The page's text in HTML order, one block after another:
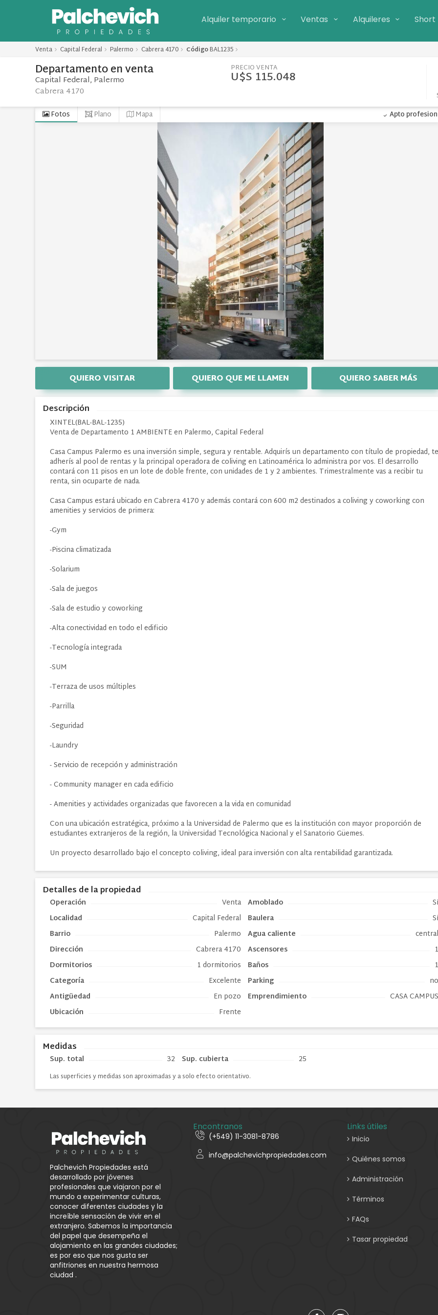
Alquiler temporario Ventas Alquileres Short
Venta Capital Federal Palermo Cabrera 4170 CódigoBAL1235
Departamentoenventa
Capital Federal Palermo
Cabrera 4170
PRECIO VENTA
U$S 115.048
Fotos Plano Mapa Apto
QUIERO VISITAR QUIERO QUE ME LLAMEN QUIERO SABER MÁS
Descripción
XINTEL(BAL-BAL-1235)
Venta de Departamento 1 AMBIENTE en Palermo, Capital Federal
Casa Campus Palermo es una inversión simple, segura y rentable. Adquirís un departamento con título de propiedad, te
adherís al pool de rentas y la principal operadora de coliving en Latinoamérica lo administra por vos. El desarrollo
contará con 11 pisos en un lote de doble frente, con unidades de 1 y 2 ambientes. Trimestralmente vas a recibir tu
renta, sin ocuparte de nada.
Casa Campus estará ubicado en Cabrera 4170 y además contará con 600 m2 destinados a coliving y coworking con
amenities y servicios de primera:
-Gym
-Piscina climatizada
-Solarium
-Sala de juegos
-Sala de estudio y coworking
-Alta conectividad en todo el edificio
-Tecnología integrada
-SUM
-Terraza de usos múltiples
-Parrilla
-Seguridad
-Laundry
- Servicio de recepción y administración
- Community manager en cada edificio
- Amenities y actividades organizadas que favorecen a la vida en comunidad
Con una ubicación estratégica, próximo a la Universidad de Palermo que es la institución con mayor proporción de
estudiantes extranjeros de la región, la Universidad Tecnológica Nacional y el Sanatorio Güemes.
Un proyecto desarrollado bajo el concepto coliving, ideal para inversión con alta rentabilidad garantizada.
Detalles de la propiedad
Operación
Venta
Localidad
Capital Federal
Barrio
Palermo
Dirección
Cabrera 4170
Dormitorios
1 dormitorios
Categoría
Excelente
Antigüedad
En pozo
Ubicación
Frente
Amoblado
Sí
Baulera
Sí
Agua caliente
central
Ascensores
1
Baños
1
Parking
no
Emprendimiento
CASA CAMPUS
Medidas
Sup. total 32 Sup. cubierta 25
Las superficies y medidas son aproximadas y a solo efecto orientativo.
Palchevich Propiedades está
desarrollado por jóvenes
profesionales que viajaron por el
mundo a experimentar culturas,
conocer diferentes ciudades y la
increíble sensación de vivir en el
extranjero. Sabemos la importancia
del papel que desempeña el
alojamiento en las grandes ciudades;
es por eso que nos gusta ser
anfitriones en nuestra hermosa
ciudad .
Encontranos
(+549) 11-3081-8786
info@palchevichpropiedades.com
Links útiles
Inicio
Quiénes somos
Administración
Términos
FAQs
Tasar propiedad